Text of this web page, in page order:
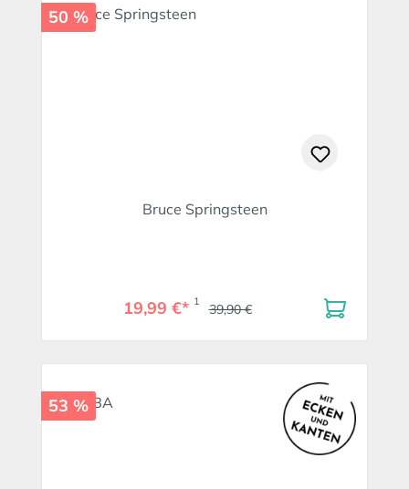
50 %
Bruce Springsteen
19,99 €* 1 39,90 €
53 %